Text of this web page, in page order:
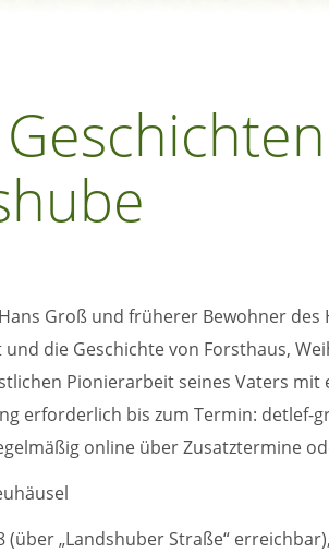
Groß und früherer Bewohner
die Geschichte von Forsthaus,
Pionierarbeit seines Vaters mit
erforderlich bis zum Termin: detlef-
online über Zusatztermine
„Landshuber Straße“